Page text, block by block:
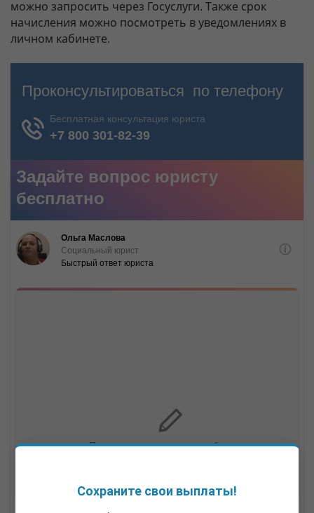
можно запросить через Госуслуги. Также срок
начисления можно посмотреть в уведомлениях в
личном кабинете.
Сохраните свои выплаты!